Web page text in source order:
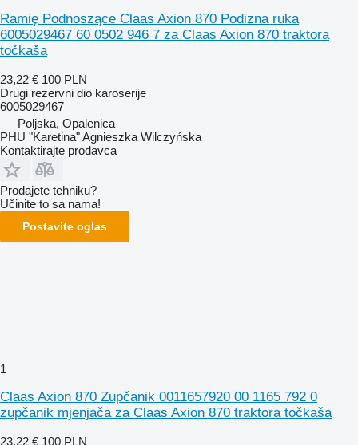
Ramię Podnoszące Claas Axion 870 Podizna ruka
6005029467 60 0502 946 7 za Claas Axion 870 traktora
točkaša
23,22 € 100 PLN
Drugi rezervni dio karoserije
6005029467
Poljska, Opalenica
PHU "Karetina" Agnieszka Wilczyńska
Kontaktirajte prodavca
Prodajete tehniku?
Učinite to sa nama!
Postavite oglas
1
Claas Axion 870 Zupčanik 0011657920 00 1165 792 0
zupčanik mjenjača za Claas Axion 870 traktora točkaša
23,22 € 100 PLN